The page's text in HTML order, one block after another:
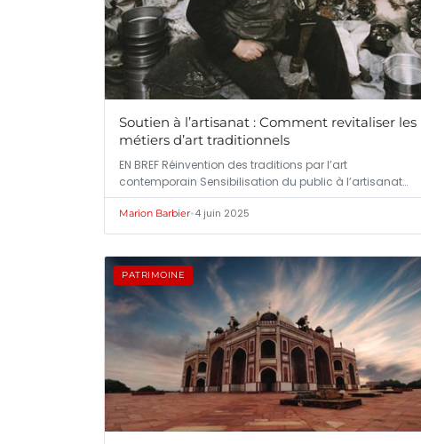
Soutien à l’artisanat : Comment revitaliser les
métiers d’art traditionnels
EN BREF Réinvention des traditions par l’art
contemporain Sensibilisation du public à l’artisanat…
Marion Barbier•4 juin 2025
PATRIMOINE